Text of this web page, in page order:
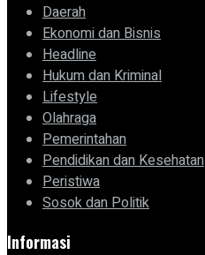
Daerah
Ekonomi dan Bisnis
Headline
Hukum dan Kriminal
Lifestyle
Olahraga
Pemerintahan
Pendidikan dan Kesehatan
Peristiwa
Sosok dan Politik
Informasi